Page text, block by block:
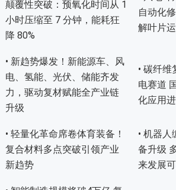
颠覆性突破：预氧化时间从 1
小时压缩至 7 分钟，能耗狂
降 80%
自动化
解叶片
• 新趋势爆发！新能源车、风
电、氢能、光伏、储能齐发
力，驱动复材赋能全产业链
升级
• 碳纤
电赛道
化应用
• 轻量化革命席卷体育装备！
复合材料多点突破引领产业
新趋势
• 机器
备升级
来发展